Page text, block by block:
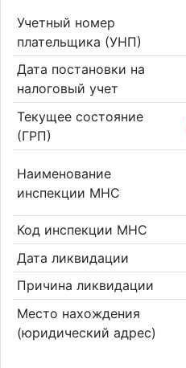
Учетный номер
плательщика (УНП)
Дата постановки на
налоговый учет
Текущее состояние
(ГРП)
Наименование
инспекции МНС
Код инспекции МНС
Дата ликвидации
Причина ликвидации
Место нахождения
(юридический адрес)